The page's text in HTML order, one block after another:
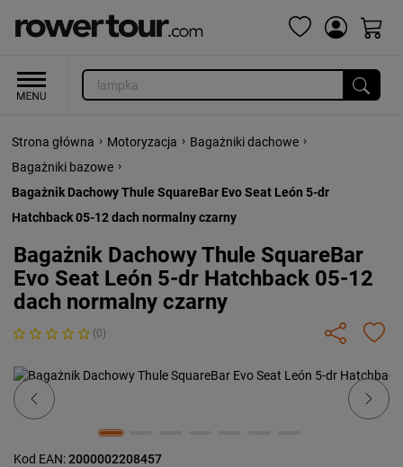
Strona główna › Motoryzacja › Bagażniki dachowe ›
Bagażniki bazowe ›
Bagażnik Dachowy Thule SquareBar Evo Seat León 5-dr
Hatchback 05-12 dach normalny czarny
Bagażnik Dachowy Thule SquareBar
Evo Seat León 5-dr Hatchback 05-12
dach normalny czarny
(0)
Previous Next
Kod EAN:2000002208457